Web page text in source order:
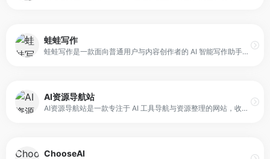
蛙蛙写作
蛙蛙写作是一款面向普通用户与内容创作者的 AI 智能写作助手，主打“快速生成文本与提升写作效率”。它通过 AI 模型辅助用户进行文章创作、文案生成与内容改写，适合需要快速产出文字内容的场景。平台的核心目标是让写作变得更简单，减少用户在构思与表达上的时间投入。
AI资源导航站
AI资源导航站是一款专注于 AI 工具导航与资源整理的网站，收录 2000+ 免费 AI 应用，覆盖写作、绘画、编程、办公等 20 大类。平台以每日人工实测更新为特色，用户无需注册即可直接访问工具官网，支持快速定位和一键直达。
ChooseAI